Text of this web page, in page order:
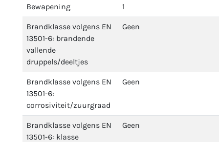
Bewapening 1
Brandklasse volgens EN
13501-6: brandende
vallende
druppels/deeltjes
Geen
Brandklasse volgens EN
13501-6:
corrosiviteit/zuurgraad
Geen
Brandklasse volgens EN
13501-6: klasse
Geen